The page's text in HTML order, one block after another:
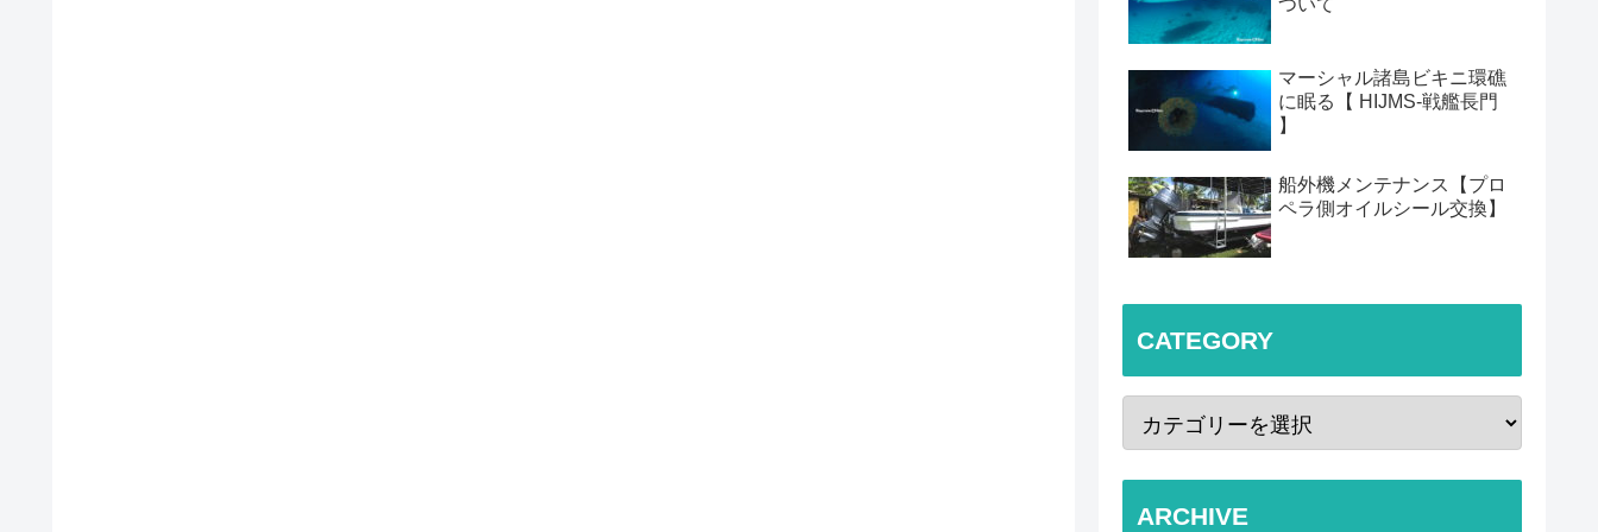
ついて
マーシャル諸島ビキニ環礁
に眠る【 HIJMS-戦艦長門
】
船外機メンテナンス【プロ
ペラ側オイルシール交換】
CATEGORY
ARCHIVE